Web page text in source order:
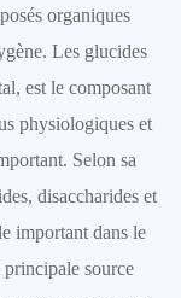
organiques
Les glucides
est le composant
physiologiques et
Selon sa
disaccharides et
important dans le
principale source